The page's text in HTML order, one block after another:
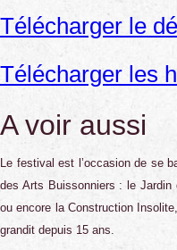
Télécharger le
Télécharger les
A voir aussi
Le festival est l’occasion de se
des Arts Buissonniers : le
ou encore la Construction
grandit depuis 15 ans.